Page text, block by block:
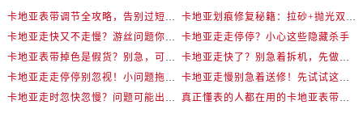
卡地亚走走停停？小心这些隐藏杀手